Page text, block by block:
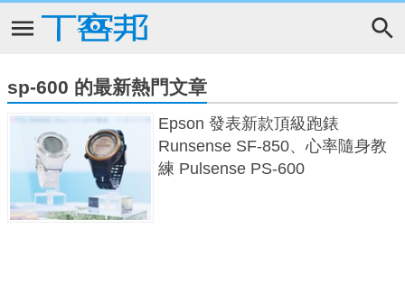
sp-600 的最新熱門文章
Epson 發表新款頂級跑錶
Runsense SF-850、心率隨身教
練 Pulsense PS-600